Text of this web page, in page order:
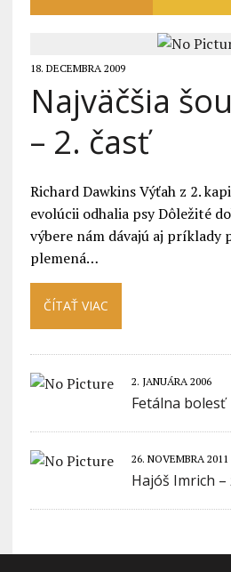
18. DECEMBRA 2009
Najväčšia
– 2. časť
Richard Dawkins Výťah z 2.
evolúcii odhalia psy Dôležité
výbere nám dávajú aj príklady
plemená…
ČÍTAŤ VIAC
2. JANUÁRA 2006
Fetálna bolesť
26. NOVEMBRA 2011
Hajóš Imrich